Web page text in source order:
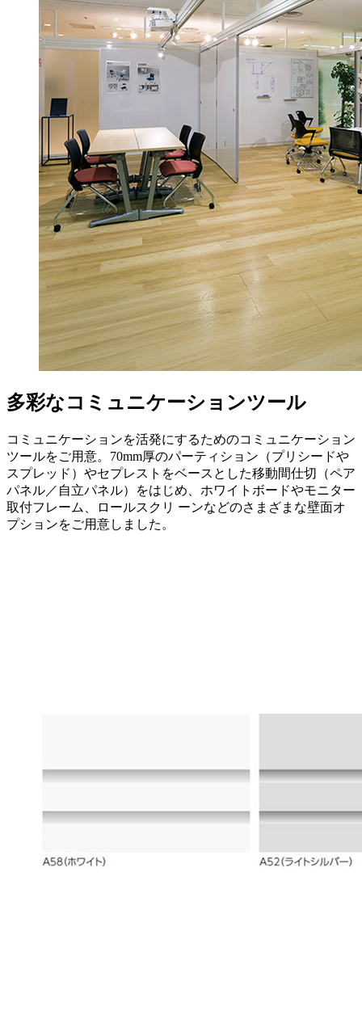
多彩なコミュニケーションツール
コミュニケーションを活発にするためのコミュニケーション
ツールをご用意。70mm厚のパーティション（プリシードや
スプレッド）やセプレストをベースとした移動間仕切（ペア
パネル／自立パネル）をはじめ、ホワイトボードやモニター
取付フレーム、ロールスクリ ーンなどのさまざまな壁面オ
プションをご用意しました。